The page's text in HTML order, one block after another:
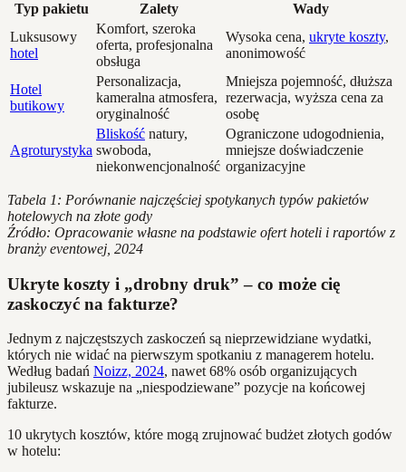
Typ pakietu Zalety
Wady
Luksusowy
hotel
Komfort, szeroka
oferta, profesjonalna
obsługa
Wysoka cena, ukryte koszty,
anonimowość
Hotel
butikowy
Personalizacja,
kameralna atmosfera,
oryginalność
Mniejsza pojemność, dłuższa
rezerwacja, wyższa cena za
osobę
Agroturystyka
Bliskość natury,
swoboda,
niekonwencjonalność
Ograniczone udogodnienia,
mniejsze doświadczenie
organizacyjne
Tabela 1: Porównanie najczęściej spotykanych typów pakietów
hotelowych na złote gody
Źródło: Opracowanie własne na podstawie ofert hoteli i raportów z
branży eventowej, 2024
Ukryte koszty i „drobny druk” – co może cię
zaskoczyć na fakturze?
Jednym z najczęstszych zaskoczeń są nieprzewidziane wydatki,
których nie widać na pierwszym spotkaniu z managerem hotelu.
Według badań Noizz, 2024, nawet 68% osób organizujących
jubileusz wskazuje na „niespodziewane” pozycje na końcowej
fakturze.
10 ukrytych kosztów, które mogą zrujnować budżet złotych godów
w hotelu: